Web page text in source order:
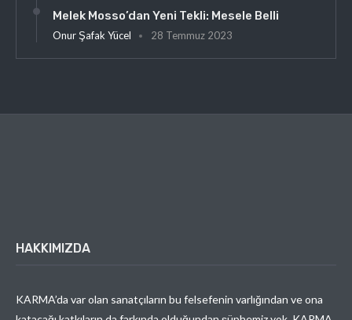
Melek Mosso’dan Yeni Tekli: Mesele Belli
Onur Şafak Yücel 28 Temmuz 2023
HAKKIMIZDA
KARMA’da var olan sanatçıların bu felsefenin varlığından ve ona